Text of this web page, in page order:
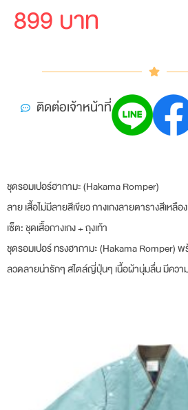
899 บาท
ติดต่อเจ้าหน้าที่
ชุดรอมเปอร์ฮากามะ (Hakama Romper)
ลาย เสื้อไม่มีลายสีเขียว กางเกงลายตารางสีเหลือง
เซ็ต: ชุดเสื้อกางเกง + ถุงเท้า
ชุดรอมเปอร์ ทรงฮากามะ (Hakama Romper) พ
ลวดลายน่ารักๆ สไตล์ญี่ปุ่นๆ เนื้อผ้านุ่มลื่น มีคว